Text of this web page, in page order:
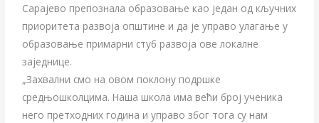
Сарајево препознала образовање као један од кључних
приоритета развоја општине и да је управо улагање у
образовање примарни стуб развоја ове локалне
заједнице.
„Захвални смо на овом поклону подршке
средњошколцима. Наша школа има већи број ученика
него претходних година и управо због тога су нам